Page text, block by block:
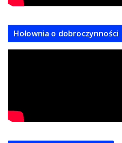
Hołownia o dobroczynności